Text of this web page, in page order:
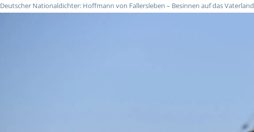
Deutscher Nationaldichter: Hoffmann von Fallersleben – Besinnen auf das Vaterland